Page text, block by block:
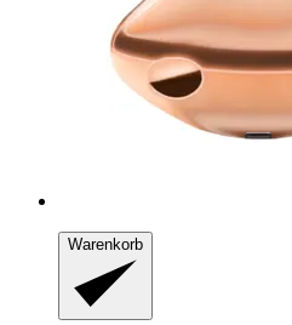
Warenkorb